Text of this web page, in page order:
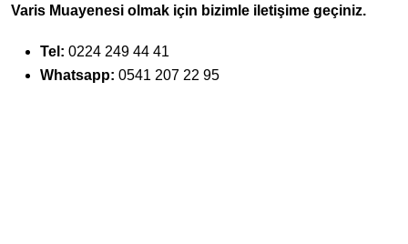
Varis Muayenesi olmak için bizimle iletişime geçiniz.
Tel: 0224 249 44 41
Whatsapp: 0541 207 22 95